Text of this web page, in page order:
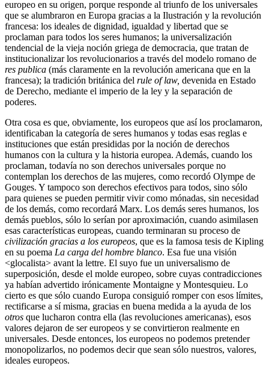
europeo en su origen, porque responde al triunfo de los universales
que se alumbraron en Europa gracias a la Ilustración y la revolución
francesa: los ideales de dignidad, igualdad y libertad que se
proclaman para todos los seres humanos; la universalización
tendencial de la vieja noción griega de democracia, que tratan de
institucionalizar los revolucionarios a través del modelo romano de
res publica (más claramente en la revolución americana que en la
francesa); la tradición británica del rule of law, devenida en Estado
de Derecho, mediante el imperio de la ley y la separación de
poderes.
Otra cosa es que, obviamente, los europeos que así los proclamaron,
identificaban la categoría de seres humanos y todas esas reglas e
instituciones que están presididas por la noción de derechos
humanos con la cultura y la historia europea. Además, cuando los
proclaman, todavía no son derechos universales porque no
contemplan los derechos de las mujeres, como recordó Olympe de
Gouges. Y tampoco son derechos efectivos para todos, sino sólo
para quienes se pueden permitir vivir como mónadas, sin necesidad
de los demás, como recordará Marx. Los demás seres humanos, los
demás pueblos, sólo lo serían por aproximación, cuando asimilasen
esas características europeas, cuando terminaran su proceso de
civilización gracias a los europeos, que es la famosa tesis de Kipling
en su poema La carga del hombre blanco. Esa fue una visión
<glocalista> avant la lettre. El suyo fue un universalismo de
superposición, desde el molde europeo, sobre cuyas contradicciones
ya habían advertido irónicamente Montaigne y Montesquieu. Lo
cierto es que sólo cuando Europa consiguió romper con esos límites,
rectificarse a sí misma, gracias en buena medida a la ayuda de los
otros que lucharon contra ella (las revoluciones americanas), esos
valores dejaron de ser europeos y se convirtieron realmente en
universales. Desde entonces, los europeos no podemos pretender
monopolizarlos, no podemos decir que sean sólo nuestros, valores,
ideales europeos.